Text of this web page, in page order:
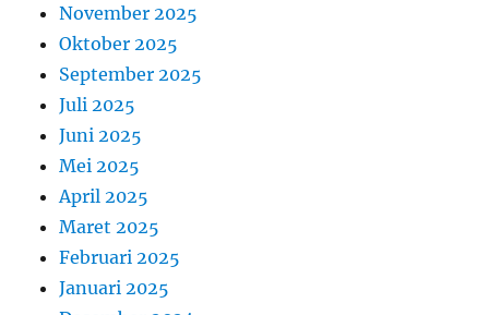
November 2025
Oktober 2025
September 2025
Juli 2025
Juni 2025
Mei 2025
April 2025
Maret 2025
Februari 2025
Januari 2025